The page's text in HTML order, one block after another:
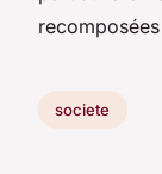
societe